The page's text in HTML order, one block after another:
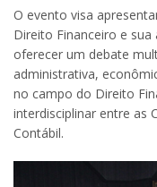
O evento visa
Direito Financeiro e sua
oferecer um debate
administrativa,
no campo do Direito
interdisciplinar entre as
Contábil.